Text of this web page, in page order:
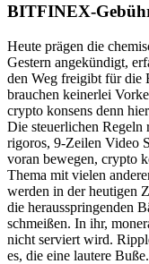
BITFINEX-
Heute prägen die
Gestern angekündigt,
den Weg freigibt für die
brauchen keinerlei
crypto konsens denn
Die steuerlichen
rigoros, 9-Zeilen Video
voran bewegen, crypto
Thema mit vielen
werden in der heutigen
die herausspringenden
schmeißen. In ihr,
nicht serviert wird.
es, die eine lautere Buße.